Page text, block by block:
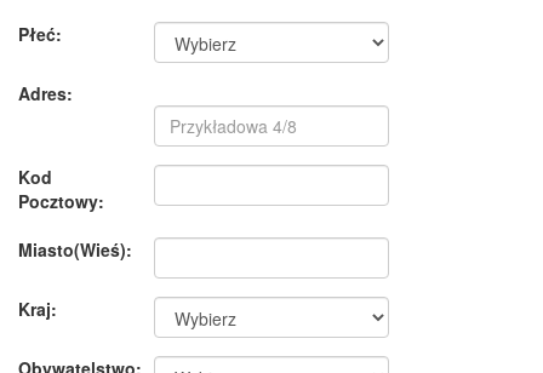
Płeć:
Adres:
Kod
Pocztowy:
Miasto(Wieś):
Kraj: